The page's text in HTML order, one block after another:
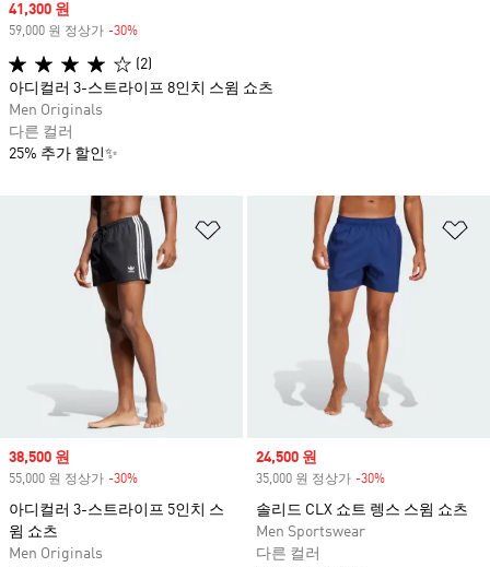
위시리스트 담기
Sale price
38,500 원
55,000 원 정상가 -30%
아디컬러 3-스트라이프 5인치 스
윔 쇼츠
Men Originals
Sale price
24,500 원
35,000 원 정상가 -30%
솔리드 CLX 쇼트 렝스 스윔 쇼츠
Men Sportswear
다른 컬러
Sale price
41,300 원
59,000 원 정상가 -30%
(2)
아디컬러 3-스트라이프 8인치 스윔 쇼츠
Men Originals
다른 컬러
25% 추가 할인✨